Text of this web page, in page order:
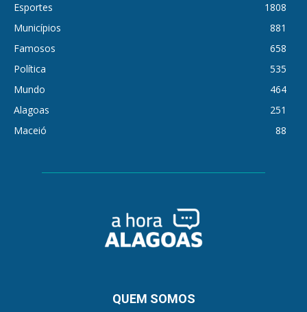
Esportes
1808
Municípios
881
Famosos
658
Política
535
Mundo
464
Alagoas
251
Maceió
88
QUEM SOMOS